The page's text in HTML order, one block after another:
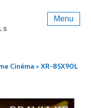
Menu
Cinéma > XR-85X90L